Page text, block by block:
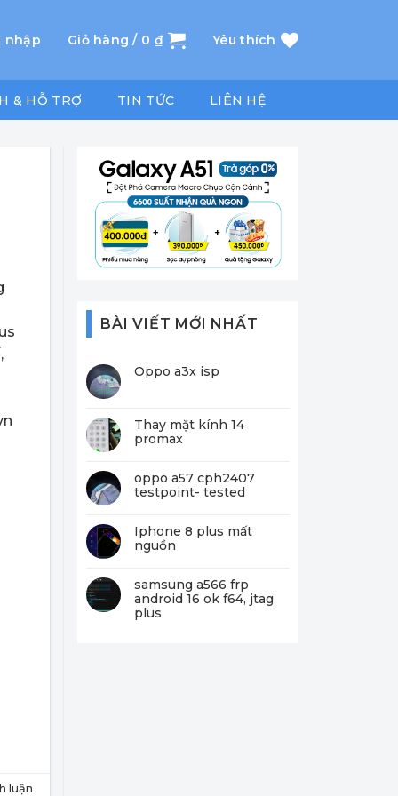
nhập Giỏ hàng / 0 ₫ Yêu thích
& HỖ TRỢ TIN TỨC LIÊN HỆ
luận
BÀI VIẾT MỚI NHẤT
Oppo a3x isp
Thay mặt kính 14
promax
oppo a57 cph2407
testpoint- tested
Iphone 8 plus mất
nguồn
samsung a566 frp
android 16 ok f64, jtag
plus